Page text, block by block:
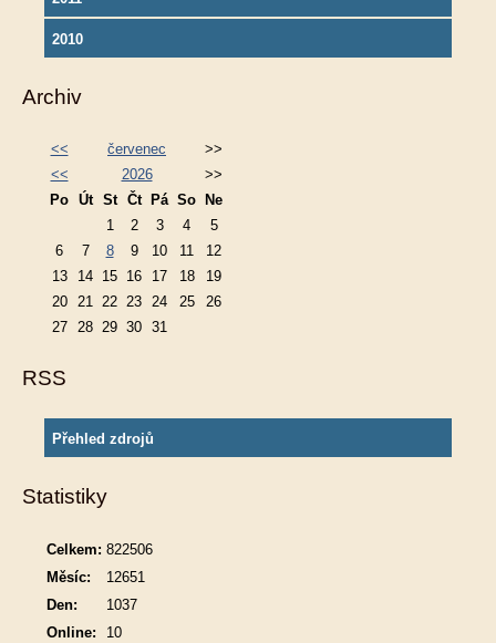
2010
Archiv
<< červenec
>>
<<
2026
>>
Po Út St Čt Pá So
Ne
1
2 3 4
5
6
7 8 9 10 11
12
13
14 15 16 17 18
19
20
21 22 23 24 25
26
27
28 29 30 31
RSS
Přehled zdrojů
Statistiky
Online: 10
Celkem: 822506
Měsíc:
12651
Den:
1037